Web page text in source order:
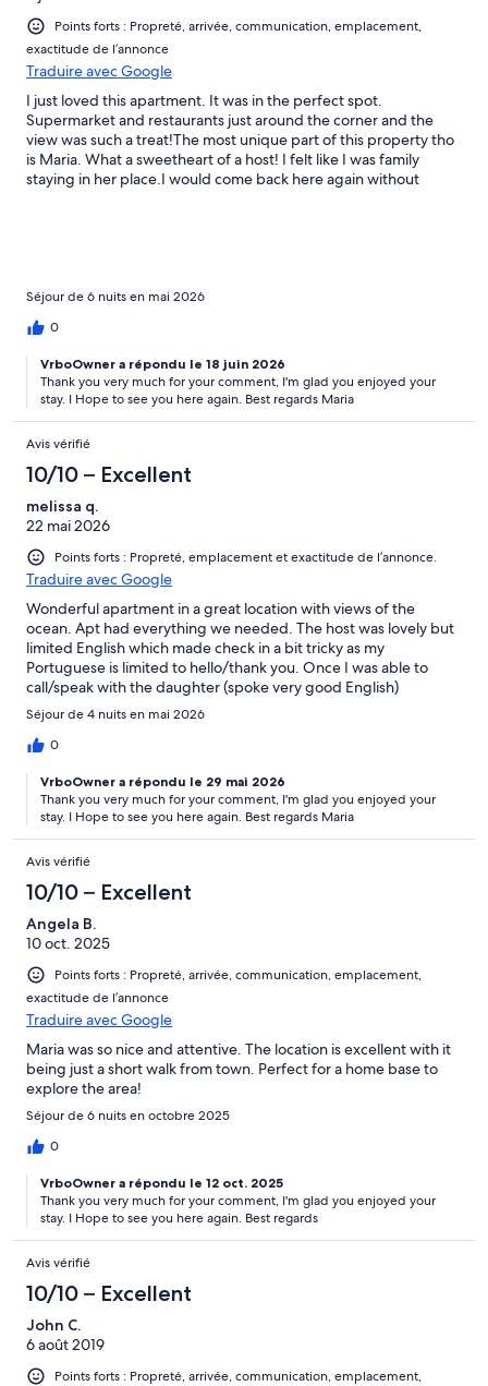
Points forts : Propreté, arrivée, communication, emplacement,
exactitude de l’annonce
Traduire avec Google
I just loved this apartment. It was in the perfect spot.
Supermarket and restaurants just around the corner and the
view was such a treat!The most unique part of this property tho
is Maria. What a sweetheart of a host! I felt like I was family
staying in her place.I would come back here again without
Séjour de 6 nuits en mai 2026
0
VrboOwner a répondu le 18 juin 2026
Thank you very much for your comment, I'm glad you enjoyed your
stay. I Hope to see you here again. Best regards Maria
Avis vérifié
10/10 – Excellent
melissa q.
22 mai 2026
Points forts : Propreté, emplacement et exactitude de l’annonce.
Traduire avec Google
Wonderful apartment in a great location with views of the
ocean. Apt had everything we needed. The host was lovely but
limited English which made check in a bit tricky as my
Portuguese is limited to hello/thank you. Once I was able to
call/speak with the daughter (spoke very good English)
everything worked out. As a bonus, the host provided daily apt.
Service. (empty trash, made bed, new towels on day 2, etc.)
That was a pleasant surprise.
Séjour de 4 nuits en mai 2026
0
VrboOwner a répondu le 29 mai 2026
Thank you very much for your comment, I'm glad you enjoyed your
stay. I Hope to see you here again. Best regards Maria
Avis vérifié
10/10 – Excellent
Angela B.
10 oct. 2025
Points forts : Propreté, arrivée, communication, emplacement,
exactitude de l’annonce
Traduire avec Google
Maria was so nice and attentive. The location is excellent with it
being just a short walk from town. Perfect for a home base to
explore the area!
Séjour de 6 nuits en octobre 2025
0
VrboOwner a répondu le 12 oct. 2025
Thank you very much for your comment, I'm glad you enjoyed your
stay. I Hope to see you here again. Best regards
Avis vérifié
10/10 – Excellent
John C.
6 août 2019
Points forts : Propreté, arrivée, communication, emplacement,